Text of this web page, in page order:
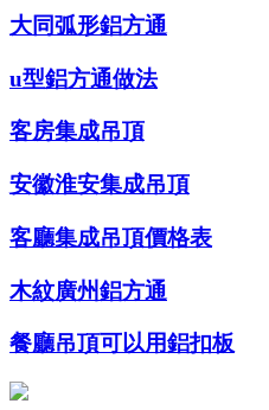
大同弧形鋁方通
u型鋁方通做法
客房集成吊頂
安徽淮安集成吊頂
客廳集成吊頂價格表
木紋廣州鋁方通
餐廳吊頂可以用鋁扣板